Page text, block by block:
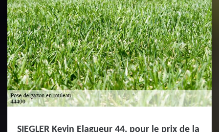
SIEGLER Kevin Elagueur 44, pour le prix de la